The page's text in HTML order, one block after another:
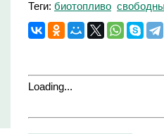
Теги: биотопливо
Loading...